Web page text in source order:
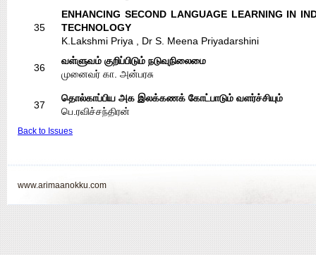
35
ENHANCING SECOND LANGUAGE LEARNING IN
TECHNOLOGY
K.Lakshmi Priya , Dr S. Meena Priyadarshini
36
வள்ளுவம் குறிப்பிடும் நடுவுநிலைமை
முனைவர் கா. அன்பரசு
37
தொல்காப்பிய அக இலக்கணக் கோட்பாடும் வளர்ச்சியும்
பெ.ரவிச்சந்திரன்
Back to Issues
www.arimaanokku.com